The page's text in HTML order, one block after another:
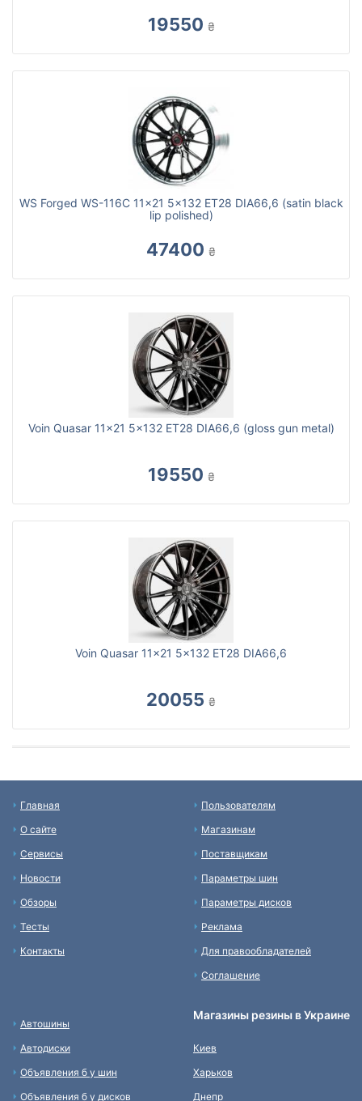
19550 ₴
WS Forged WS-116C 11x21 5x132 ET28 DIA66,6 (satin black
lip polished)
47400 ₴
Voin Quasar 11x21 5x132 ET28 DIA66,6 (gloss gun metal)
19550 ₴
Voin Quasar 11x21 5x132 ET28 DIA66,6
20055 ₴
Главная
О сайте
Сервисы
Новости
Обзоры
Тесты
Контакты
Пользователям
Магазинам
Поставщикам
Параметры шин
Параметры дисков
Реклама
Для правообладателей
Соглашение
Автошины
Автодиски
Объявления б у шин
Объявления б у дисков
Магазины резины в Украине
Киев
Харьков
Днепр